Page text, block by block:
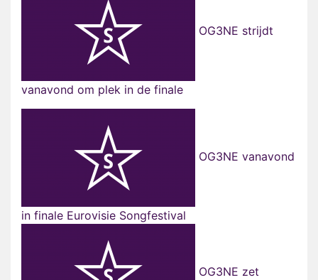
OG3NE strijdt
vanavond om plek in de finale
OG3NE vanavond
in finale Eurovisie Songfestival
OG3NE zet